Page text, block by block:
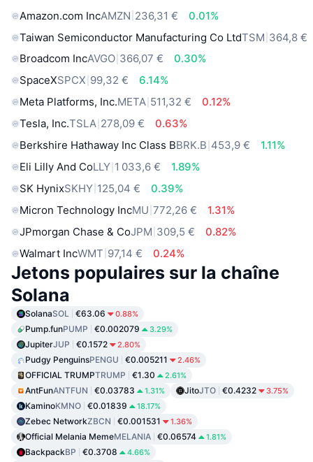
Amazon.com IncAMZN 236,31 €
0.01%
Taiwan Semiconductor Manufacturing Co LtdTSM 364,8 €
Broadcom IncAVGO 366,07 €
0.30%
SpaceXSPCX 99,32 €
6.14%
Meta Platforms, Inc.META 511,32 €
0.12%
Tesla, Inc.TSLA 278,09 €
0.63%
Berkshire Hathaway Inc Class BBRK.B 453,9 €
1.11%
Eli Lilly And CoLLY 1 033,6 €
1.89%
SK HynixSKHY 125,04 €
0.39%
Micron Technology IncMU 772,26 €
1.31%
JPmorgan Chase & CoJPM 309,5 €
0.82%
Walmart IncWMT 97,14 € 0.24%
Jetons populaires sur la chaîne
Solana
SolanaSOL €63.06 0.88%
Pump.funPUMP €0.002079 3.29%
JupiterJUP €0.1572 2.80%
Pudgy PenguinsPENGU €0.005211 2.46%
OFFICIAL TRUMPTRUMP €1.30 2.61%
AntFunANTFUN €0.03783 1.31% JitoJTO €0.4232 3.75%
KaminoKMNO €0.01839 18.17%
Zebec NetworkZBCN €0.001531 1.36%
Official Melania MemeMELANIA €0.06574 1.81%
BackpackBP €0.3708 4.66%